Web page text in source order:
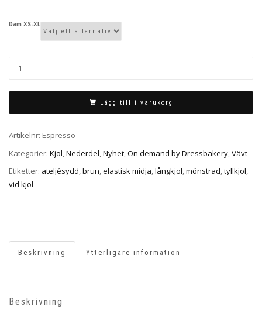
Dam XS-XL
Lägg till i varukorg
Artikelnr: Espresso
Kategorier: Kjol Nederdel Nyhet On demand by Dressbakery Vävt
Etiketter: ateljésydd,brun,elastisk midja,långkjol,mönstrad,tyllkjol,
vid kjol
Beskrivning Ytterligare information
Beskrivning